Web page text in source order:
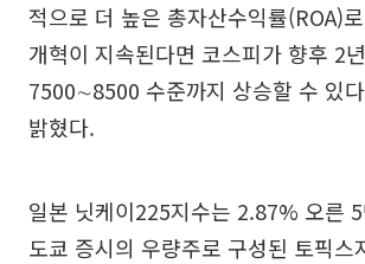
적으로 더 높은 총자산수익률(ROA)
개혁이 지속된다면 코스피가 향후 2
7500∼8500 수준까지 상승할 수 있
밝혔다.
일본 닛케이225지수는 2.87% 오른
도쿄 증시의 우량주로 구성된 토픽